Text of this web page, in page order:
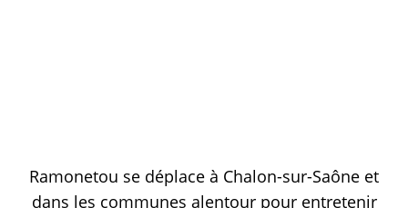
Ramonetou se déplace à Chalon-sur-Saône et
dans les communes alentour pour entretenir